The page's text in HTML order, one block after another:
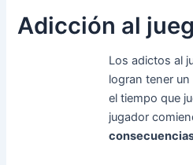
Adicción al
Los adictos al
logran tener
el tiempo que
jugador